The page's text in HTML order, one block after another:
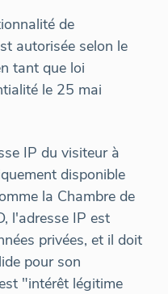
de
autorisée selon le
tant que loi
le 25 mai
IP du visiteur à
disponible
la Chambre de
l'adresse IP est
privées, et il doit
pour son
"intérêt légitime